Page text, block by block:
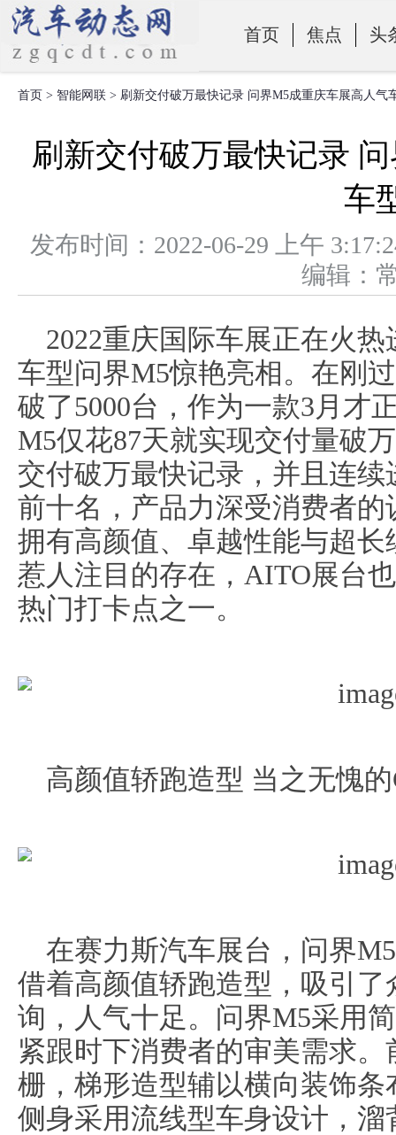
首页 焦点 头
零部件
首页 > 智能网联 > 刷新交付破万最快记录 问界M5成重庆车展高人气
刷新交付破万最快记录
车
发布时间：2022-06-29 上午
编辑
2022重庆国际车展正在火
车型问界M5惊艳亮相。在刚
破了5000台，作为一款3月才
M5仅花87天就实现交付量破
交付破万最快记录，并且连
前十名，产品力深受消费者
拥有高颜值、卓越性能与超
惹人注目的存在，AITO展台
热门打卡点之一。
高颜值轿跑造型 当之无愧
在赛力斯汽车展台，问界
借着高颜值轿跑造型，吸引
询，人气十足。问界M5采用
紧跟时下消费者的审美需求
栅，梯形造型辅以横向装饰
侧身采用流线型车身设计，